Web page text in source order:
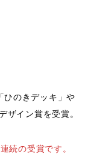
ひのきデッキ」や
ザイン賞を受賞。
続の受賞です。